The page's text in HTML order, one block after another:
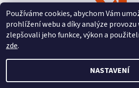
cookies
Používáme cookies, abychom Vám
prohlížení webu a díky analýze
zlepšovali jeho funkce, výkon a
zde.
NASTAVENÍ